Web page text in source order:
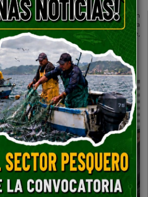
comunitaria, mediante la dotación
procesamiento del chocho y cebada, en la
del, Pueblo Panzaleo, Parroquia Guangaje,